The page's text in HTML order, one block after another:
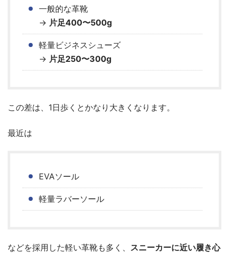
一般的な革靴
→ 片足400〜500g
軽量ビジネスシューズ
→ 片足250〜300g
この差は、1日歩くとかなり大きくなります。
最近は
EVAソール
軽量ラバーソール
などを採用した軽い革靴も多く、 スニーカーに近い履き心